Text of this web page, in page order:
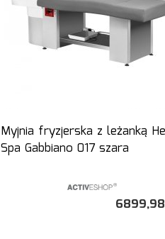
Myjnia fryzjerska z leżanką
Spa Gabbiano 017 szara
6899,98